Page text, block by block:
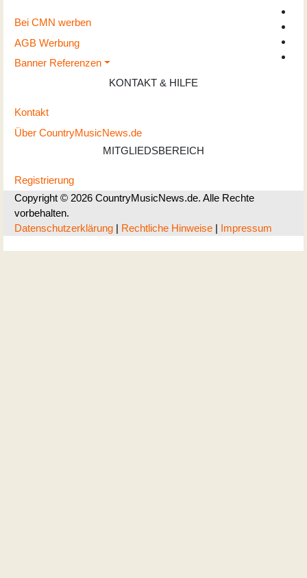
Bei CMN werben
AGB Werbung
Banner Referenzen
KONTAKT & HILFE
Kontakt
Über CountryMusicNews.de
MITGLIEDSBEREICH
Registrierung
Copyright © 2026 CountryMusicNews.de. Alle Rechte
vorbehalten.
Datenschutzerklärung | Rechtliche Hinweise | Impressum